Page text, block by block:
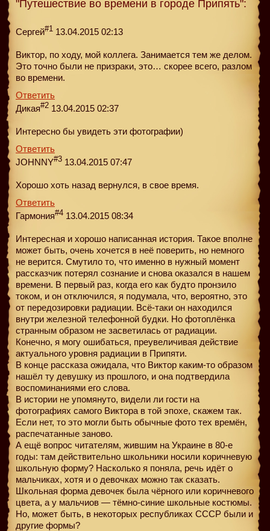
"Путешествие во времени в городе Припять":
Сергей#1 13.04.2015 02:13
Виктор, по ходу, мой коллега. Занимается тем же делом.
Это точно были не призраки, это… скорее всего, разлом
во времени.
Ответить
Дикая#2 13.04.2015 02:37
Интересно бы увидеть эти фотографии)
Ответить
JOHNNY#3 13.04.2015 07:47
Хорошо хоть назад вернулся, в свое время.
Ответить
Гармония#4 13.04.2015 08:34
Интересная и хорошо написанная история. Такое вполне
может быть, очень хочется в неё поверить, но немного
не верится. Смутило то, что именно в нужный момент
рассказчик потерял сознание и снова оказался в нашем
времени. В первый раз, когда его как будто пронзило
током, и он отключился, я подумала, что, вероятно, это
от передозировки радиации. Всё-таки он находился
внутри железной телефонной будки. Но фотоплёнка
странным образом не засветилась от радиации.
Конечно, я могу ошибаться, преувеличивая действие
актуального уровня радиации в Припяти.
В конце рассказа ожидала, что Виктор каким-то образом
нашёл ту девушку из прошлого, и она подтвердила
воспоминаниями его слова.
В истории не упомянуто, видели ли гости на
фотографиях самого Виктора в той эпохе, скажем так.
Если нет, то это могли быть обычные фото тех времён,
распечатанные заново.
А ещё вопрос читателям, жившим на Украине в 80-е
годы: там действительно школьники носили коричневую
школьную форму? Насколько я поняла, речь идёт о
мальчиках, хотя и о девочках можно так сказать.
Школьная форма девочек была чёрного или коричневого
цвета, а у мальчиов — тёмно-синие школьные костюмы.
Но, может быть, в некоторых республиках СССР были и
другие формы?